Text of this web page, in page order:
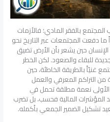
المجتمع بالفقر المادي؛ فالأزمات
ما دفعت المجتمعات عبر التاريخ نحو
الإنسان حين يشعر بأن الأرض تضيق
للبقاء والصعود. لكن الخطر
غنيّاً بالطريقة الخاطئة، حين
من التراكم المعرفي والعمل
الأولى نعمة مطلقة تحمل في
المؤشرات المالية فحسب، بل تضرب
تشكيل الضمير الجمعي بأكمله.